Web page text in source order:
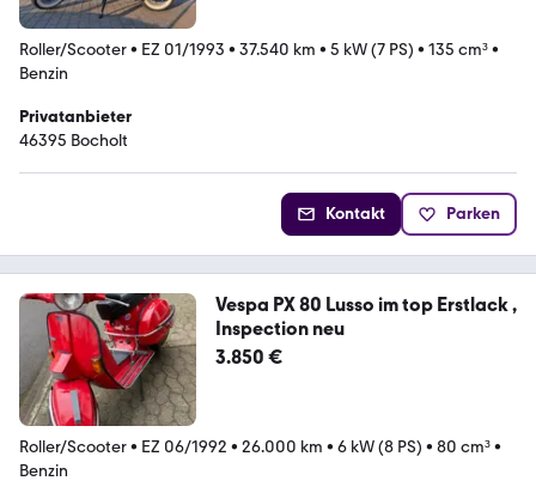
Roller/Scooter• EZ 01/1993 • 37.540 km • 5 kW (7 PS) • 135 cm³•
Benzin
Privatanbieter
46395 Bocholt
Kontakt Parken
Vespa PX 80 Lusso im top Erstlack ,
Inspection neu
3.850 €
Roller/Scooter• EZ 06/1992 • 26.000 km • 6 kW (8 PS) • 80 cm³•
Benzin